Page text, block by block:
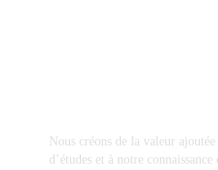
Nous créons de la valeur
d’études et à notre